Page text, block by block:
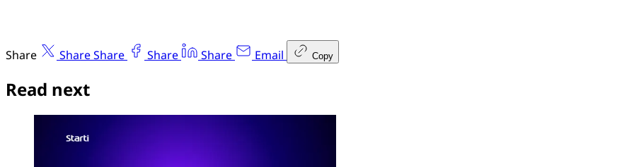
Share ShareShare Share Share Email Copy
Read next